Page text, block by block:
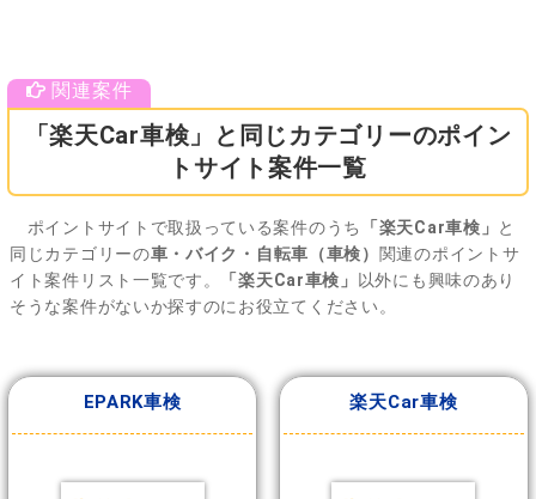
「楽天Car車検」と同じカテゴリーのポイン
トサイト案件一覧
ポイントサイトで取扱っている案件のうち 「楽天Car車検」 と
同じカテゴリーの車・バイク・自転車（車検） 関連のポイントサ
イト案件リスト一覧です。
「楽天Car車検」
以外にも興味のあり
そうな案件がないか探すのにお役立てください。
EPARK車検 楽天Car車検